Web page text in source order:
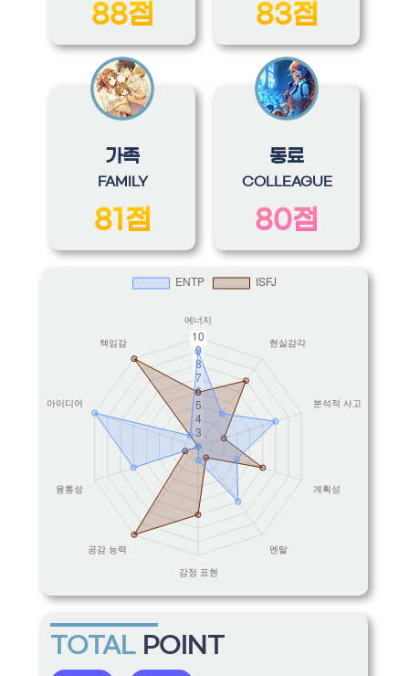
88점 83점
가족
FAMILY
81점
동료
COLLEAGUE
80점
TOTAL POINT